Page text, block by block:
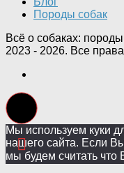
Породы собак
Всё о собаках:
2023 - 2026. Все
Мы используем куки
нашего сайта. Если
мы будем считать что